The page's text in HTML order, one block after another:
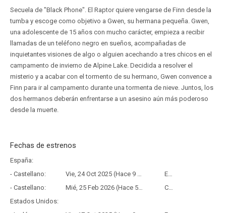
Secuela de "Black Phone". El Raptor quiere vengarse de Finn desde la
tumba y escoge como objetivo a Gwen, su hermana pequeña. Gwen,
una adolescente de 15 años con mucho carácter, empieza a recibir
llamadas de un teléfono negro en sueños, acompañadas de
inquietantes visiones de algo o alguien acechando a tres chicos en el
campamento de invierno de Alpine Lake. Decidida a resolver el
misterio y a acabar con el tormento de su hermano, Gwen convence a
Finn para ir al campamento durante una tormenta de nieve. Juntos, los
dos hermanos deberán enfrentarse a un asesino aún más poderoso
desde la muerte.
Fechas de estrenos
España:
- Castellano:
Vie, 24 Oct 2025 (Hace 9 meses y 12 días)
Estreno
- Castellano:
Mié, 25 Feb 2026 (Hace 5 meses y 10 días)
Copia Física
Estados Unidos: